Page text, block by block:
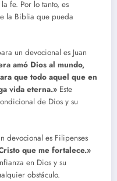
fe. Por lo tanto, es
la Biblia que pueda
un devocional es Juan
amó Dios al mundo,
que todo aquel que en
vida eterna.» Este
de Dios y su
devocional es Filipenses
que me fortalece.»
en Dios y su
obstáculo.